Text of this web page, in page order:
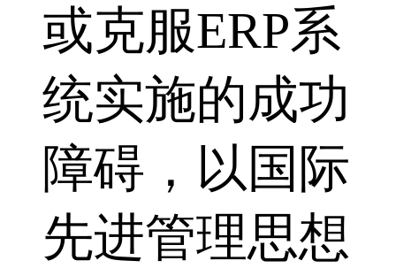
或克服ERP系
统实施的成功
障碍，以国际
先进管理思想